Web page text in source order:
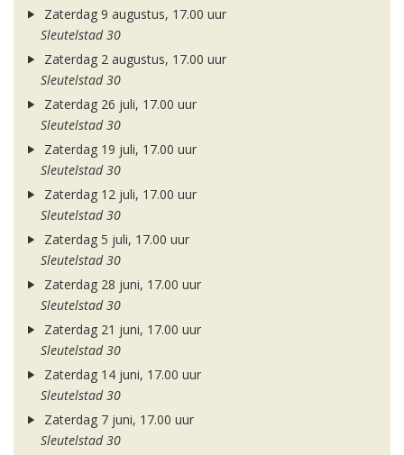
Zaterdag 9 augustus, 17.00 uur
Sleutelstad 30
Zaterdag 2 augustus, 17.00 uur
Sleutelstad 30
Zaterdag 26 juli, 17.00 uur
Sleutelstad 30
Zaterdag 19 juli, 17.00 uur
Sleutelstad 30
Zaterdag 12 juli, 17.00 uur
Sleutelstad 30
Zaterdag 5 juli, 17.00 uur
Sleutelstad 30
Zaterdag 28 juni, 17.00 uur
Sleutelstad 30
Zaterdag 21 juni, 17.00 uur
Sleutelstad 30
Zaterdag 14 juni, 17.00 uur
Sleutelstad 30
Zaterdag 7 juni, 17.00 uur
Sleutelstad 30